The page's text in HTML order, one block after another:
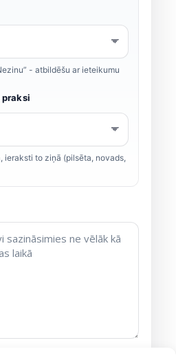
- atbildēšu ar ieteikumu
praksi
to ziņā (pilsēta, novads,